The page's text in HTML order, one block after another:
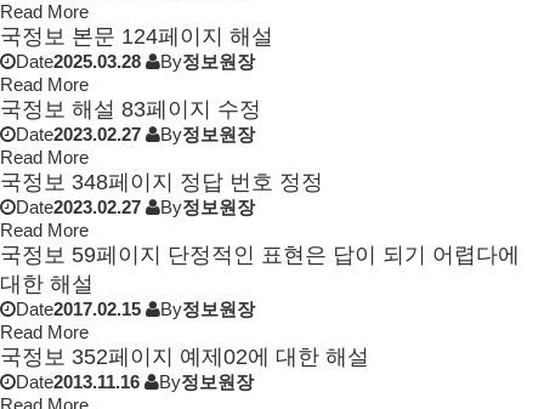
Read More
국정보 본문 124페이지 해설
Date2025.03.28 By정보원장
Read More
국정보 해설 83페이지 수정
Date2023.02.27 By정보원장
Read More
국정보 348페이지 정답 번호 정정
Date2023.02.27 By정보원장
Read More
국정보 59페이지 단정적인 표현은 답이 되기 어렵다에
대한 해설
Date2017.02.15 By정보원장
Read More
국정보 352페이지 예제02에 대한 해설
Date2013.11.16 By정보원장
Read More